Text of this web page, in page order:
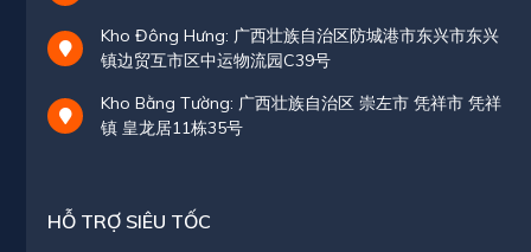
Kho Đông Hưng: 广西壮族自治区防城港市东兴市东兴
镇边贸互市区中运物流园C39号
Kho Bằng Tường: 广西壮族自治区 崇左市 凭祥市 凭祥
镇 皇龙居11栋35号
HỖ TRỢ SIÊU TỐC